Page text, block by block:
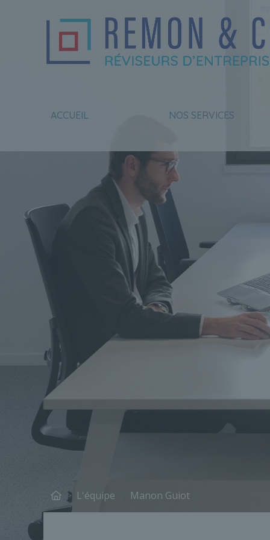
ACCUEIL NOS SERVICES
L'équipe Manon Guiot